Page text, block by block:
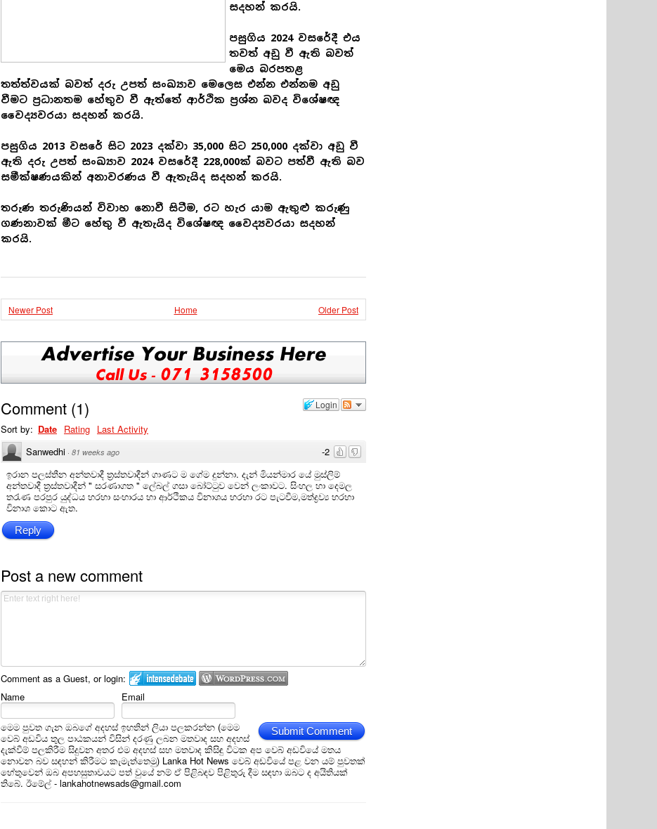
සදහන් කරයි.
පසුගිය 2024 වසරේදී එය
තවත් අඩු වී ඇති බවත්
මෙය බරපතළ
තත්ත්වයක් බවත් දරු උපත් සංඛ්‍යාව මෙලෙස එන්න එන්නම අඩු
වීමට ප්‍රධානතම හේතුව වී ඇත්තේ ආර්ථික ප්‍රශ්න බවද විශේෂඥ
වෛද්‍යවරයා සදහන් කරයි.
පසුගිය 2013 වසරේ සිට 2023 දක්වා 35,000 සිට 250,000 දක්වා අඩු වී
ඇති දරු උපත් සංඛ්‍යාව 2024 වසරේදී 228,000ක් බවට පත්වී ඇති බව
සමීක්ෂණයකින් අනාවරණය වී ඇතැයිද සදහන් කරයි.
තරුණ තරුණියන් විවාහ නොවී සිටීම, රට හැර යාම ඇතුළු කරුණු
ගණනාවක් මීට හේතු වී ඇතැයිද විශේෂඥ වෛද්‍යවරයා සදහන්
කරයි.
Newer Post Older Post
Home
Login
Comment (1)
Sort by: Date Rating Last Activity
-2
Sanwedhi · 81 weeks ago
ඉරාන පලස්තීන අන්තවාදී ත්‍රස්තවාදීන් ගාණට ම ගේම දුන්නා. දැන් මියන්මාර යේ මුස්ලිම්
අන්තවාදී ත්‍රස්තවාදීන් " සරණාගත " ලේබල් ගසා බෝට්ටුව වෙන් ලංකාවට. සිංහල හා දෙමල
තරැණ පරපුර යුද්ධය හරහා සංහාරය හා ආර්ථිකය විනාශය හරහා රට පැටවීම,මත්ද්‍රව්‍ය හරහා
විනාශ කොට ඇත.
Reply
Post a new comment
Comment as a Guest, or login:
Name
Email
Submit Comment
මෙම පුවත ගැන ඔබගේ අදහස් ඉහතින් ලියා පලකරන්න (මෙම
වෙබ් අඩවිය තුල පාඨකයන් විසින් දරණු ලබන මතවාද සහ අදහස්
දැක්වීම් පලකිරීම සිදුවන අතර එම අදහස් සහ මතවාද කිසිඳු විටක අප වෙබ් අඩවියේ මතය
නොවන බව සඳහන් කිරීමට කැමැත්තෙමු) Lanka Hot News වෙබ් අඩවියේ පළ වන යම් පුවතක්
හේතුවෙන් ඔබ අපහසුතාවයට පත් වුයේ නම් ඒ පිළිබඳව පිළිතුරු දීම සඳහා ඔබට ද අයිතියක්
තිබේ. ඊමේල් - lankahotnewsads@gmail.com